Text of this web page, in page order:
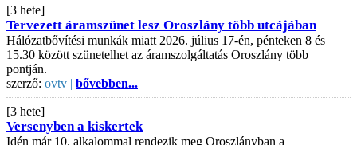
[3 hete]
Tervezett áramszünet lesz Oroszlány több utcájában
Hálózatbővítési munkák miatt 2026. július 17-én, pénteken 8 és
15.30 között szünetelhet az áramszolgáltatás Oroszlány több
pontján.
szerző: ovtv | bővebben...
[3 hete]
Versenyben a kiskertek
Idén már 10. alkalommal rendezik meg Oroszlányban a